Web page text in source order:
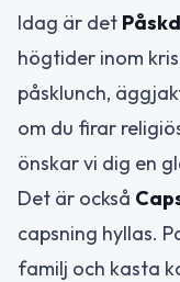
Idag är det
högtider inom
påsklunch,
om du firar
önskar vi dig en
Det är också
capsning hyllas.
familj och kasta